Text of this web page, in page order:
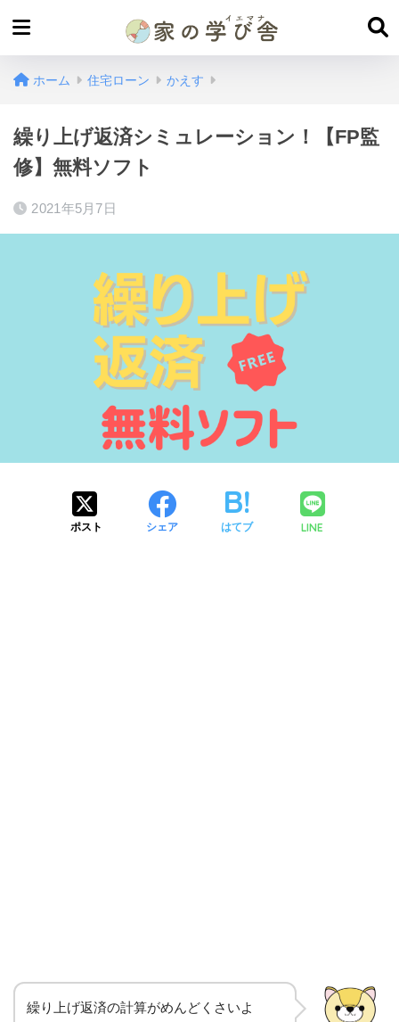
ホーム 住宅ローン かえす
繰り上げ返済シミュレーション！【FP監
修】無料ソフト
2021年5月7日
ポスト シェア はてブ LINE
繰り上げ返済の計算がめんどくさいよ